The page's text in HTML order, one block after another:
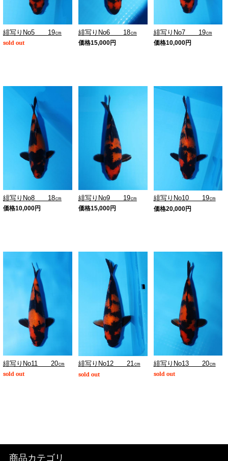
緋写りNo5 19㎝
sold out
緋写りNo6 18㎝
価格15,000円
緋写りNo7 19㎝
価格10,000円
緋写りNo8 18㎝
価格10,000円
緋写りNo9 19㎝
価格15,000円
緋写りNo10 19㎝
価格20,000円
緋写りNo11 20㎝
sold out
緋写りNo12 21㎝
sold out
緋写りNo13 20㎝
sold out
商品カテゴリ